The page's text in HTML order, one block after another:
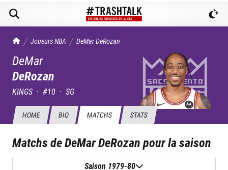
TrashTalk Actu NBA
Joueurs NBA DeMarDeRozan
DeMar
DeRozan
KINGS · #10 · SG
HOME BIO MATCHS STATS
Matchs deDeMar DeRozanpour la saison
Saison 1979-80